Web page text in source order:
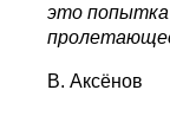
это попытка
В. Аксёнов